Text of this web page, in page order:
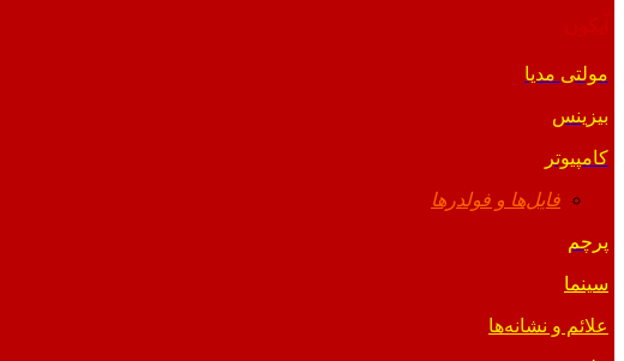
مولتی مدیا
بیزینس
کامپیوتر
فایل‌ها و فولدرها
پرچم
سینما
علائم و نشانه‌ها